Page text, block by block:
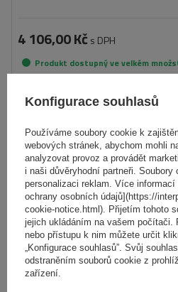
4 106,00 Kč s DPH
Produkt dostupný ve velkém
Přidat
košíku
Konfigurace souhlasů
Používáme soubory cookie k
webových stránek, abychom mohli
analyzovat provoz a provádět
i naši důvěryhodní partneři. Soubory
personalizaci reklam. Více
ochrany osobních údajů](https://
cookie-notice.html). Přijetím tohoto
jejich ukládáním na vašem počítači.
nebo přístupu k nim můžete určit
„Konfigurace souhlasů”. Svůj
odstraněním souborů cookie z
zařízení.